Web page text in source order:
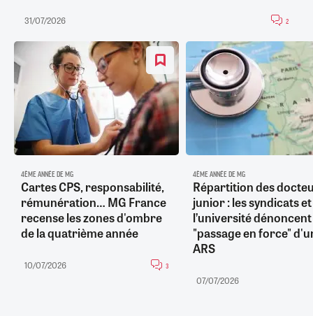
31/07/2026 2
4ÈME ANNÉE DE MG
Cartes CPS, responsabilité,
rémunération… MG France
recense les zones d'ombre
de la quatrième année
10/07/2026 3
4ÈME ANNÉE DE MG
Répartition des
junior : les syndicats et
l’université
"passage en force"
ARS
07/07/2026